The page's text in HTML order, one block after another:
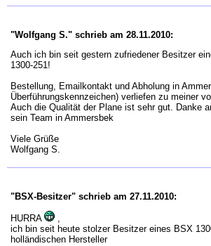
"Wolfgang S." schrieb am 28.11.2010:
Auch ich bin seit gestern zufriedener Besitzer
1300-251!
Bestellung, Emailkontakt und Abholung in
Überführungskennzeichen) verliefen zu meiner
Auch die Qualität der Plane ist sehr gut. Danke
sein Team in Ammersbek
Viele Grüße
Wolfgang S.
"BSX-Besitzer" schrieb am 27.11.2010:
HURRA
,
ich bin seit heute stolzer Besitzer eines BSX
holländischen Hersteller